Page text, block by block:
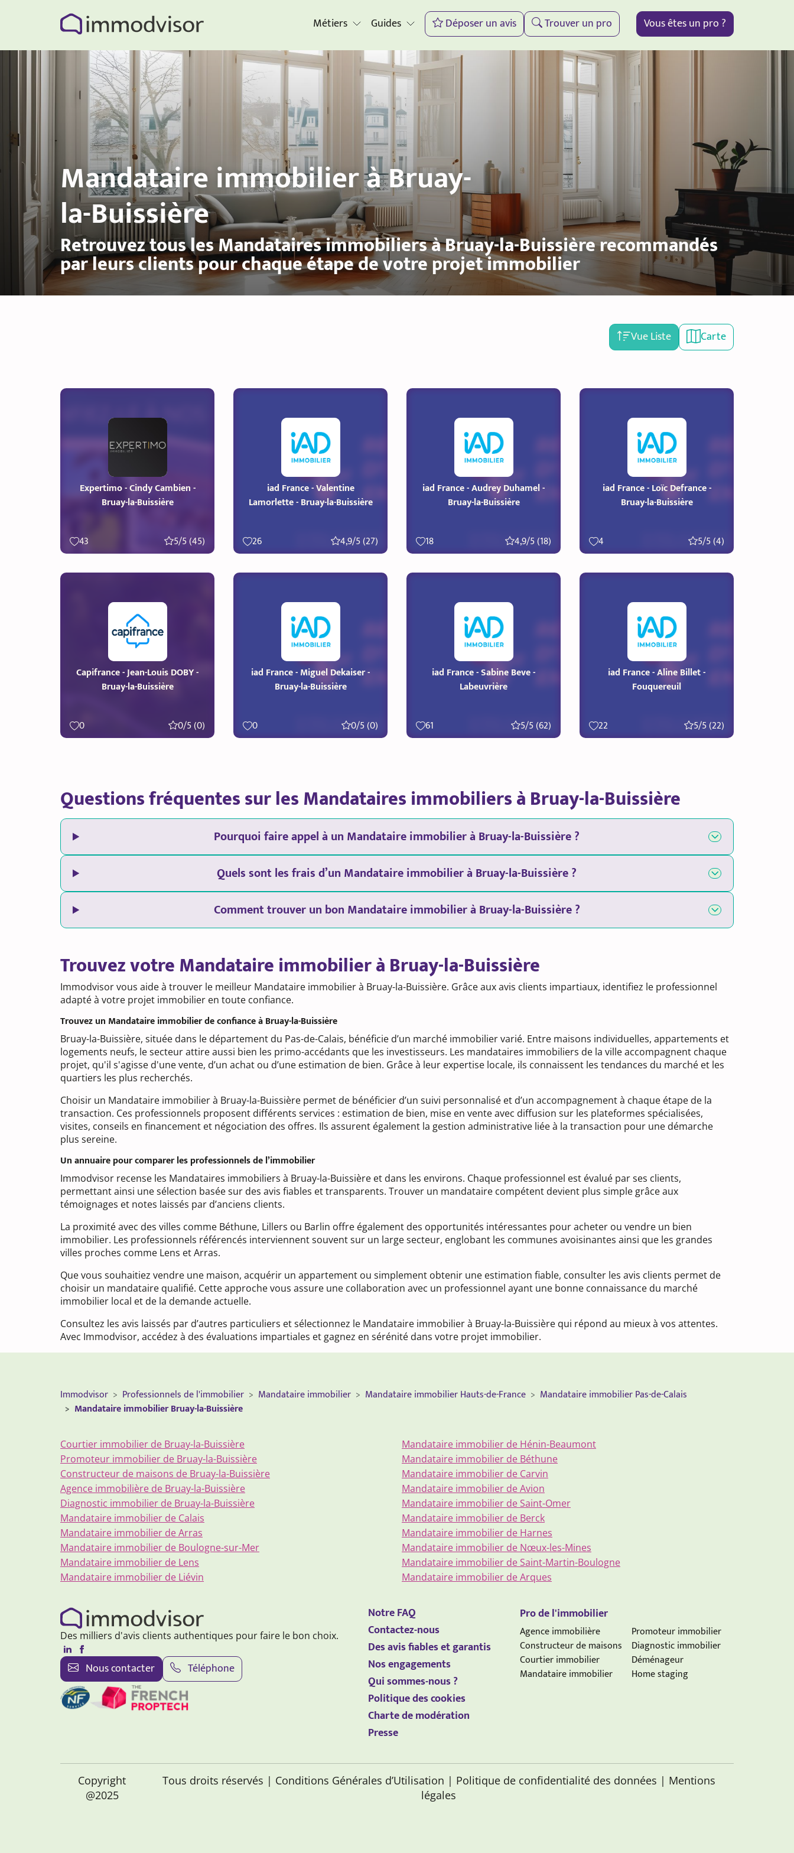
Métiers Guides Déposer un avis Trouver un pro Vous êtes un pro ?
Mandataire immobilier à Bruay-
la-Buissière
Retrouvez tous les Mandataires immobiliers à Bruay-la-Buissière recommandés
par leurs clients pour chaque étape de votre projet immobilier
Vue Liste Carte
Expertimo - Cindy Cambien -
Bruay-la-Buissière
43 5/5 (45)
iad France - Valentine
Lamorlette - Bruay-la-Buissière
26 4,9/5 (27)
iad France - Audrey Duhamel -
Bruay-la-Buissière
18 4,9/5 (18)
iad France - Loïc Defrance -
Bruay-la-Buissière
4 5/5 (4)
Capifrance - Jean-Louis DOBY -
Bruay-la-Buissière
0 0/5 (0)
iad France - Miguel Dekaiser -
Bruay-la-Buissière
0 0/5 (0)
iad France - Sabine Beve -
Labeuvrière
61 5/5 (62)
iad France - Aline Billet -
Fouquereuil
22 5/5 (22)
Questions fréquentes sur les Mandataires immobiliers à Bruay-la-Buissière
Pourquoi faire appel à un Mandataire immobilier à Bruay-la-Buissière ?
Quels sont les frais d’un Mandataire immobilier à Bruay-la-Buissière ?
Comment trouver un bon Mandataire immobilier à Bruay-la-Buissière ?
Trouvez votre Mandataire immobilier à Bruay-la-Buissière
Immodvisor vous aide à trouver le meilleur Mandataire immobilier à Bruay-la-Buissière. Grâce aux avis clients impartiaux, identifiez le professionnel
adapté à votre projet immobilier en toute confiance.
Trouvez un Mandataire immobilier de confiance à Bruay-la-Buissière
Bruay-la-Buissière, située dans le département du Pas-de-Calais, bénéficie d’un marché immobilier varié. Entre maisons individuelles, appartements et
logements neufs, le secteur attire aussi bien les primo-accédants que les investisseurs. Les mandataires immobiliers de la ville accompagnent chaque
projet, qu'il s'agisse d'une vente, d’un achat ou d’une estimation de bien. Grâce à leur expertise locale, ils connaissent les tendances du marché et les
quartiers les plus recherchés.
Choisir un Mandataire immobilier à Bruay-la-Buissière permet de bénéficier d’un suivi personnalisé et d’un accompagnement à chaque étape de la
transaction. Ces professionnels proposent différents services : estimation de bien, mise en vente avec diffusion sur les plateformes spécialisées,
visites, conseils en financement et négociation des offres. Ils assurent également la gestion administrative liée à la transaction pour une démarche
plus sereine.
Un annuaire pour comparer les professionnels de l’immobilier
Immodvisor recense les Mandataires immobiliers à Bruay-la-Buissière et dans les environs. Chaque professionnel est évalué par ses clients,
permettant ainsi une sélection basée sur des avis fiables et transparents. Trouver un mandataire compétent devient plus simple grâce aux
témoignages et notes laissés par d’anciens clients.
La proximité avec des villes comme Béthune, Lillers ou Barlin offre également des opportunités intéressantes pour acheter ou vendre un bien
immobilier. Les professionnels référencés interviennent souvent sur un large secteur, englobant les communes avoisinantes ainsi que les grandes
villes proches comme Lens et Arras.
Que vous souhaitiez vendre une maison, acquérir un appartement ou simplement obtenir une estimation fiable, consulter les avis clients permet de
choisir un mandataire qualifié. Cette approche vous assure une collaboration avec un professionnel ayant une bonne connaissance du marché
immobilier local et de la demande actuelle.
Consultez les avis laissés par d’autres particuliers et sélectionnez le Mandataire immobilier à Bruay-la-Buissière qui répond au mieux à vos attentes.
Avec Immodvisor, accédez à des évaluations impartiales et gagnez en sérénité dans votre projet immobilier.
Immodvisor Professionnels de l'immobilier Mandataire immobilier Mandataire immobilier Hauts-de-France
Mandataire immobilier Pas-de-Calais
Mandataire immobilier Bruay-la-Buissière
Courtier immobilier de Bruay-la-Buissière
Promoteur immobilier de Bruay-la-Buissière
Constructeur de maisons de Bruay-la-Buissière
Agence immobilière de Bruay-la-Buissière
Diagnostic immobilier de Bruay-la-Buissière
Mandataire immobilier de Calais
Mandataire immobilier de Arras
Mandataire immobilier de Boulogne-sur-Mer
Mandataire immobilier de Lens
Mandataire immobilier de Liévin
Mandataire immobilier de Hénin-Beaumont
Mandataire immobilier de Béthune
Mandataire immobilier de Carvin
Mandataire immobilier de Avion
Mandataire immobilier de Saint-Omer
Mandataire immobilier de Berck
Mandataire immobilier de Harnes
Mandataire immobilier de Nœux-les-Mines
Mandataire immobilier de Saint-Martin-Boulogne
Mandataire immobilier de Arques
Des milliers d'avis clients authentiques pour faire le bon choix.
Nous contacter Téléphone
Notre FAQ
Contactez-nous
Des avis fiables et garantis
Nos engagements
Qui sommes-nous ?
Politique des cookies
Charte de modération
Presse
Pro de l'immobilier
Agence immobilière
Constructeur de maisons
Courtier immobilier
Mandataire immobilier
Promoteur immobilier
Diagnostic immobilier
Déménageur
Home staging
Copyright
@2025
Tous droits réservés | Conditions Générales d’Utilisation | Politique de confidentialité des données | Mentions
légales